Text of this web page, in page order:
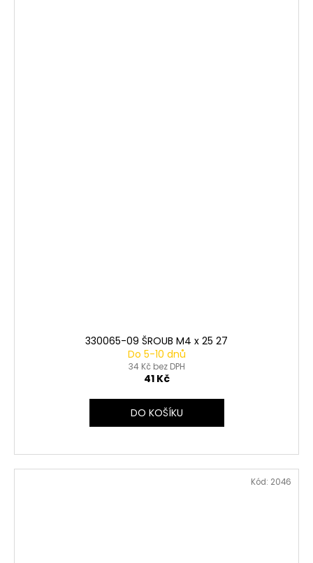
330065-09 ŠROUB M4 x 25 27
Do 5-10 dnů
34 Kč bez DPH
41 Kč
DO KOŠÍKU
Kód: 2046